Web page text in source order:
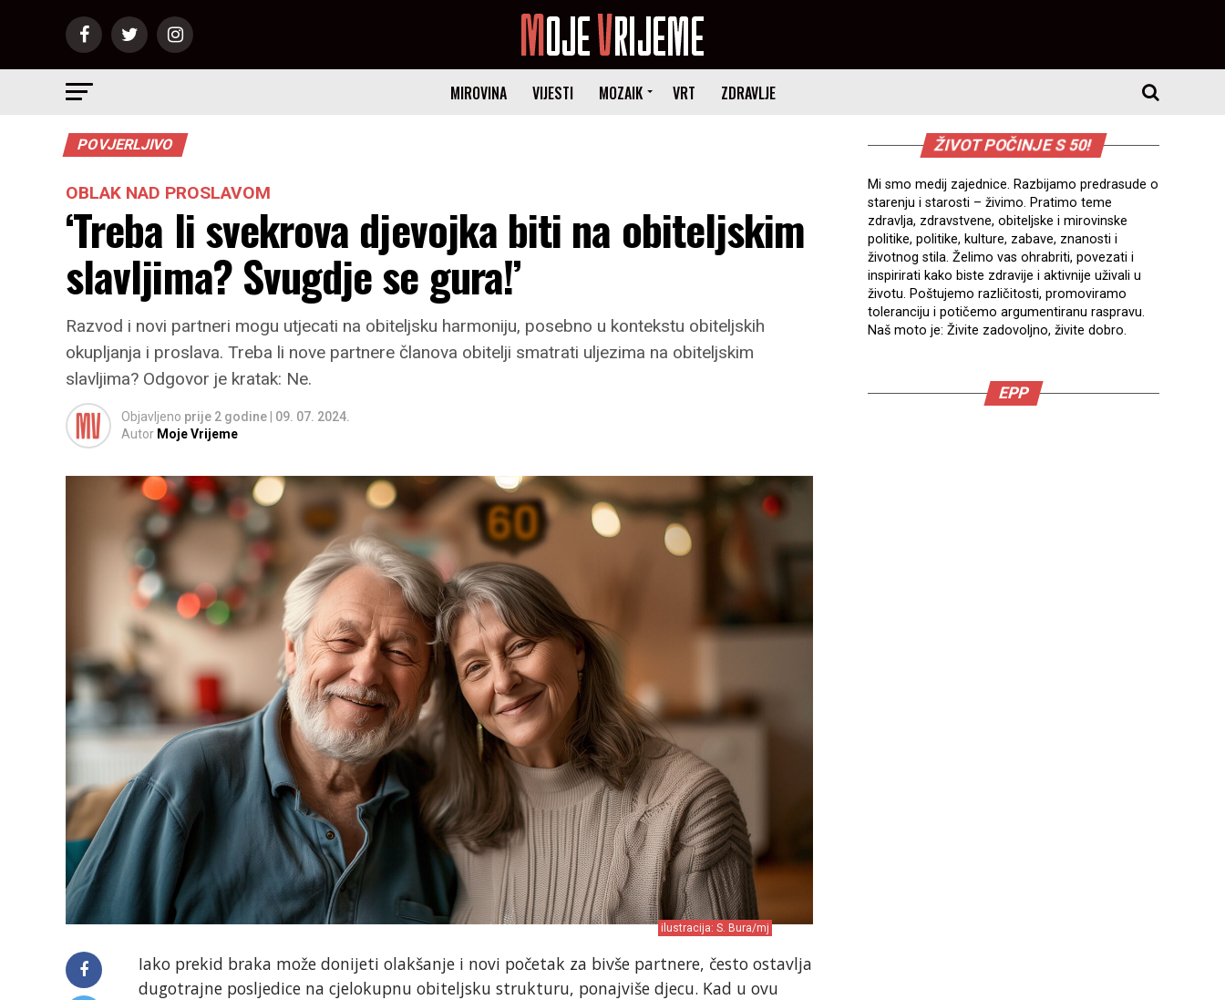
MIROVINA VIJESTI MOZAIK VRT ZDRAVLJE
POVJERLJIVO
OBLAK NAD PROSLAVOM
‘Treba li svekrova djevojka biti na obiteljskim
slavljima? Svugdje se gura!’
Razvod i novi partneri mogu utjecati na obiteljsku harmoniju, posebno u kontekstu obiteljskih
okupljanja i proslava. Treba li nove partnere članova obitelji smatrati uljezima na obiteljskim
slavljima? Odgovor je kratak: Ne.
Objavljeno prije 2 godine
09. 07. 2024.
Autor Moje Vrijeme
ilustracija: S. Bura/mj
Iako prekid braka može donijeti olakšanje i novi početak za bivše partnere, često ostavlja
dugotrajne posljedice na cjelokupnu obiteljsku strukturu, ponajviše djecu. Kad u ovu
ŽIVOT POČINJE S 50!
Mi smo medij zajednice. Razbijamo predrasude o
starenju i starosti – živimo. Pratimo teme
zdravlja, zdravstvene, obiteljske i mirovinske
politike, politike, kulture, zabave, znanosti i
životnog stila. Želimo vas ohrabriti, povezati i
inspirirati kako biste zdravije i aktivnije uživali u
životu. Poštujemo različitosti, promoviramo
toleranciju i potičemo argumentiranu raspravu.
Naš moto je: Živite zadovoljno, živite dobro.
EPP